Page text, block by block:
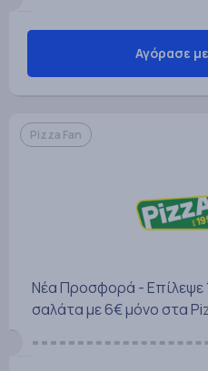
Αγόρασε
Pizza Fan
Νέα Προσφορά - Επίλεψε
σαλάτα με 6€ μόνο στα